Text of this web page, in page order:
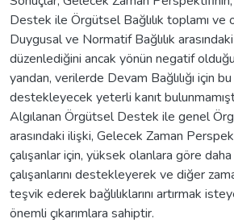
Destek ile Örgütsel Bağlılık toplamı ve
Duygusal ve Normatif Bağlılık
düzenlediğini ancak yönün negatif
yandan, verilerde Devam Bağlılığı için
destekleyecek yeterli kanıt
Algılanan Örgütsel Destek ile genel
arasındaki ilişki, Gelecek Zaman
çalışanlar için, yüksek olanlara göre
çalışanlarını destekleyerek ve diğer
teşvik ederek bağlılıklarını artırmak
önemli çıkarımlara sahiptir.